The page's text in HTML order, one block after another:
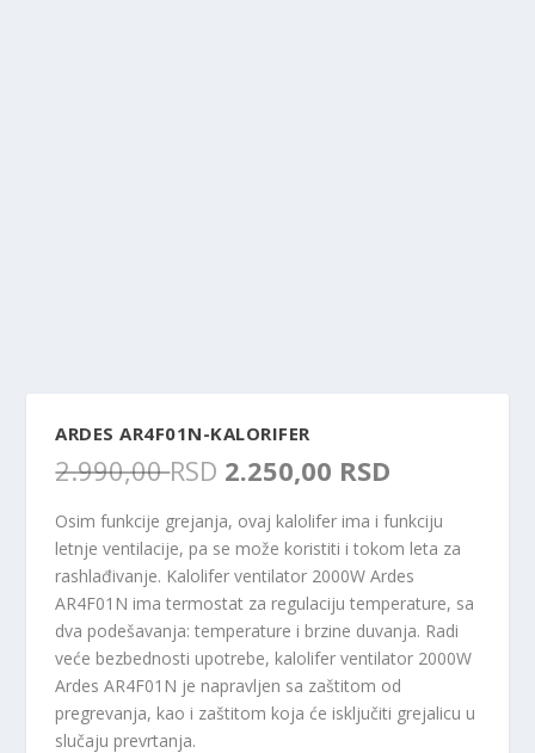
ARDES AR4F01N-KALORIFER
2.990,00RSD O
i
g
i
n
a
l
n
a
c
2.250,00 RSD
e
n
u
t
n
a
c
e
n
Osim funkcije grejanja, ovaj kalolifer ima i funkciju
letnje ventilacije, pa se može koristiti i tokom leta za
rashlađivanje. Kalolifer ventilator 2000W Ardes
AR4F01N ima termostat za regulaciju temperature, sa
dva podešavanja: temperature i brzine duvanja. Radi
veće bezbednosti upotrebe, kalolifer ventilator 2000W
Ardes AR4F01N je napravljen sa zaštitom od
pregrevanja, kao i zaštitom koja će isključiti grejalicu u
slučaju prevrtanja.